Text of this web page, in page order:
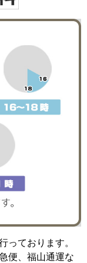
っております。
便、福山通運な